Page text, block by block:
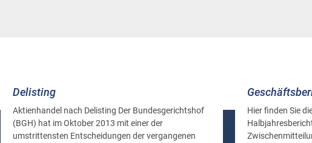
Delisting
Aktienhandel nach Delisting Der Bundesgerichtshof
(BGH) hat im Oktober 2013 mit einer der
umstrittensten Entscheidungen der vergangenen
Hier finden Sie